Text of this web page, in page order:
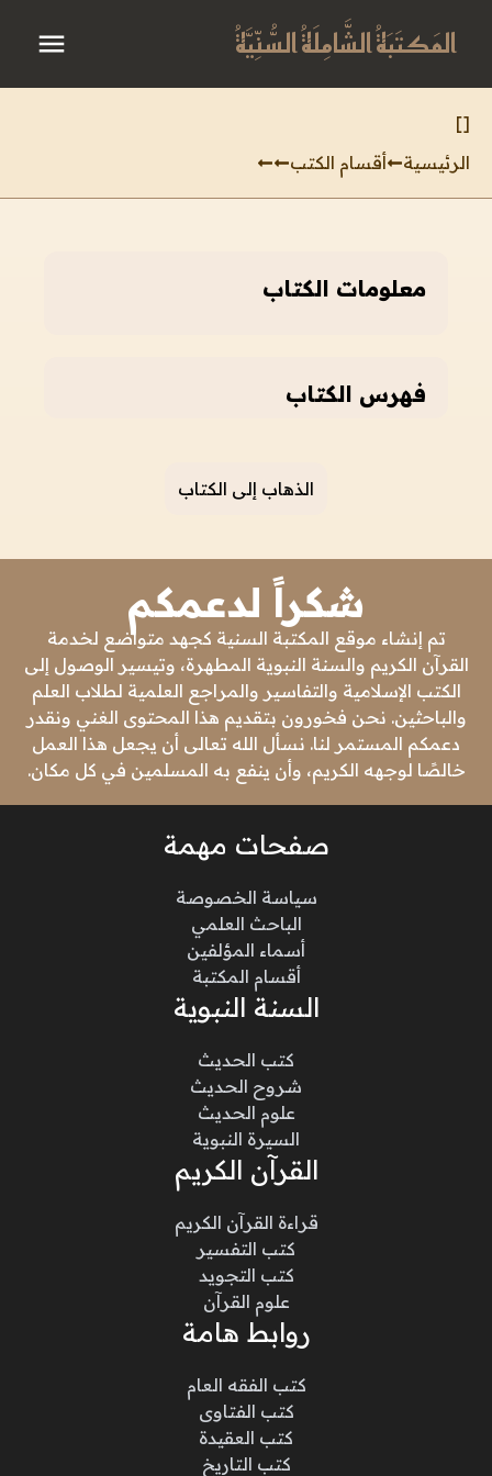
المَكتَبَةُ الشَّامِلَةُ السُّنِّيَّةُ
[
]
الرئيسية
أقسام الكتب
معلومات الكتاب
فهرس الكتاب
الذهاب إلى الكتاب
شكراً لدعمكم
تم إنشاء موقع المكتبة السنية كجهد متواضع لخدمة
القرآن الكريم والسنة النبوية المطهرة، وتيسير الوصول إلى
الكتب الإسلامية والتفاسير والمراجع العلمية لطلاب العلم
والباحثين. نحن فخورون بتقديم هذا المحتوى الغني ونقدر
دعمكم المستمر لنا. نسأل الله تعالى أن يجعل هذا العمل
خالصًا لوجهه الكريم، وأن ينفع به المسلمين في كل مكان.
صفحات مهمة
سياسة الخصوصة
الباحث العلمي
أسماء المؤلفين
أقسام المكتبة
السنة النبوية
كتب الحديث
شروح الحديث
علوم الحديث
السيرة النبوية
القرآن الكريم
قراءة القرآن الكريم
كتب التفسير
كتب التجويد
علوم القرآن
روابط هامة
كتب الفقه العام
كتب الفتاوى
كتب العقيدة
كتب التاريخ